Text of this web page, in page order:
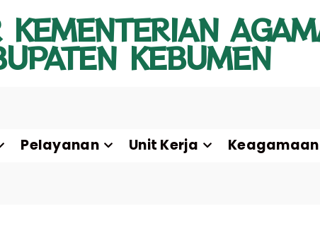
KEMENTERIAN
KEBUMEN
Pelayanan Unit Kerja Keagamaan